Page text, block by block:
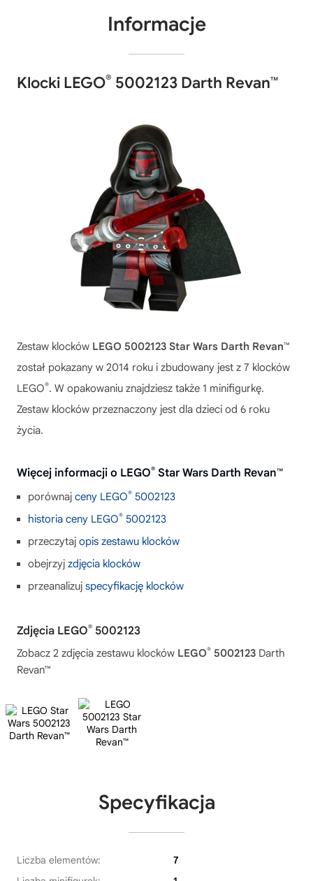
Informacje
Klocki LEGO® 5002123 Darth Revan™
Zestaw klocków LEGO 5002123 Star Wars Darth Revan™
został pokazany w 2014 roku i zbudowany jest z 7 klocków
LEGO®. W opakowaniu znajdziesz także 1 minifigurkę.
Zestaw klocków przeznaczony jest dla dzieci od 6 roku
życia.
Więcej informacji o LEGO® Star Wars Darth Revan™
porównaj ceny LEGO® 5002123
historia ceny LEGO® 5002123
przeczytaj opis zestawu klocków
obejrzyj zdjęcia klocków
przeanalizuj specyfikację klocków
Zdjęcia LEGO® 5002123
Zobacz 2 zdjęcia zestawu klocków LEGO® 5002123 Darth
Revan™
Specyfikacja
Liczba elementów:
7